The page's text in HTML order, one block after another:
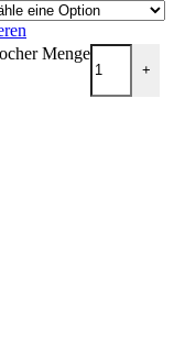
Menge
+